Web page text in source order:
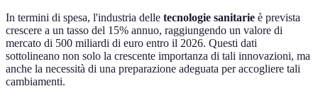
In termini di spesa, l'industria delle tecnologie sanitarie è prevista
crescere a un tasso del 15% annuo, raggiungendo un valore di
mercato di 500 miliardi di euro entro il 2026. Questi dati
sottolineano non solo la crescente importanza di tali innovazioni, ma
anche la necessità di una preparazione adeguata per accogliere tali
cambiamenti.